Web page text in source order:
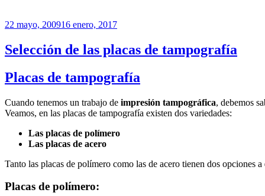
Publicado
22 mayo, 200916 enero, 2017
Selección de las placas de tampografía
Placas de tampografía
Cuando tenemos un trabajo de impresión tampográfica, debemos
Veamos, en las placas de tampografía existen dos variedades:
Las placas de polímero
Las placas de acero
Tanto las placas de polímero como las de acero tienen dos opciones a
Placas de polímero: